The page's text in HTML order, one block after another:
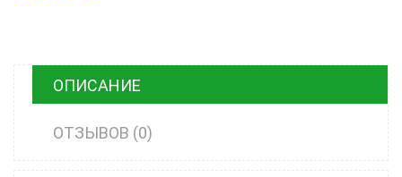
ОПИСАНИЕ
ОТЗЫВОВ (0)